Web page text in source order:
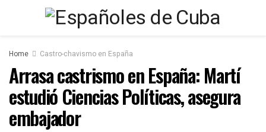
Home Castro-chavismo en España
Arrasa castrismo en España: Martí
estudió Ciencias Políticas, asegura
embajador